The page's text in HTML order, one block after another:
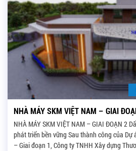
NHÀ MÁY SKM VIỆT NAM – GIAI
NHÀ MÁY SKM VIỆT NAM – GIAI ĐOẠN 2
phát triển bền vững Sau thành công của Dự
– Giai đoạn 1, Công ty TNHH Xây dựng